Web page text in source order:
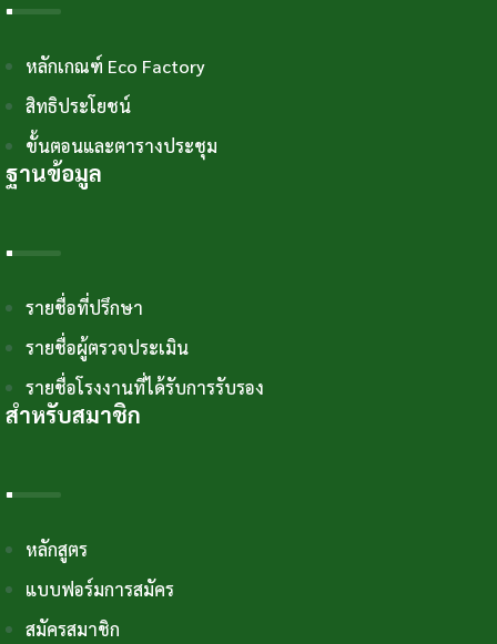
หลักเกณฑ์ Eco Factory
สิทธิประโยชน์
ขั้นตอนและตารางประชุม
ฐานข้อมูล
รายชื่อที่ปรึกษา
รายชื่อผู้ตรวจประเมิน
รายชื่อโรงงานที่ได้รับการรับรอง
สำหรับสมาชิก
หลักสูตร
แบบฟอร์มการสมัคร
สมัครสมาชิก